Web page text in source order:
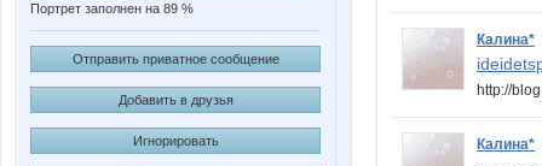
Портрет заполнен на 89 %
Отправить приватное сообщение
Добавить в друзья
Игнорировать
Калина*
http://
Калина*